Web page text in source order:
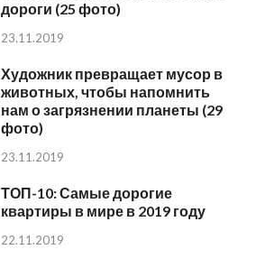
дороги (25 фото)
23.11.2019
Художник превращает мусор в
животных, чтобы напомнить
нам о загрязнении планеты (29
фото)
23.11.2019
ТОП-10: Самые дорогие
квартиры в мире в 2019 году
22.11.2019